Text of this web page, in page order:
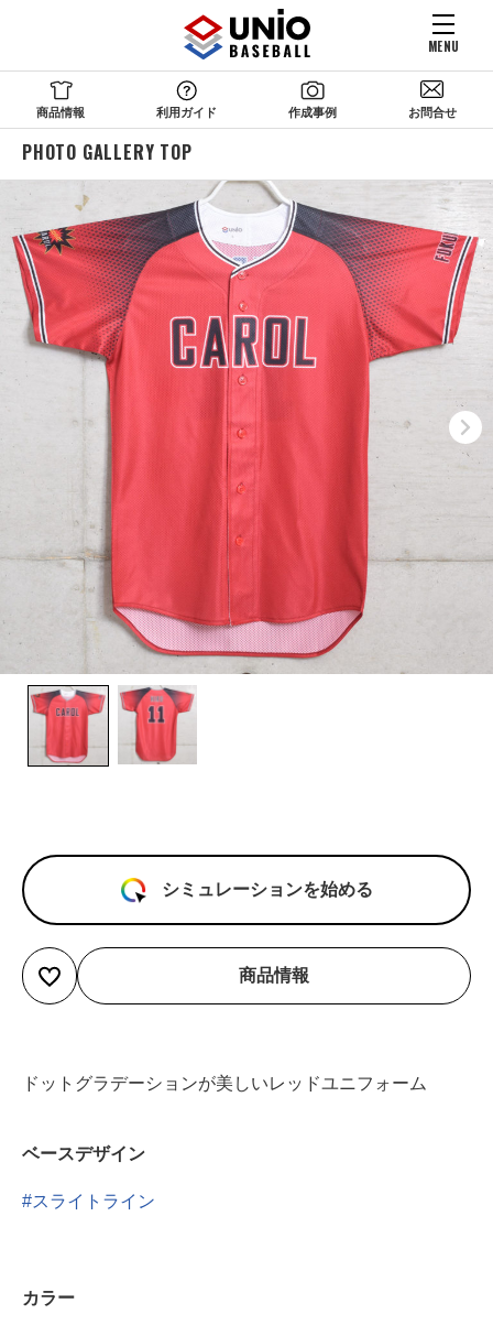
MENU
商品情報 利用ガイド 作成事例 お問合せ
PHOTO GALLERY TOP
シミュレーションを始める
商品情報
ドットグラデーションが美しいレッドユニフォーム
ベースデザイン
スライトライン
カラー